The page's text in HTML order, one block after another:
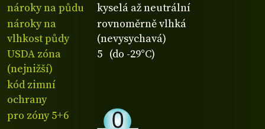
nároky na půdu
kyselá až neutrální
nároky na
vlhkost půdy
rovnoměrně vlhká
(nevysychavá)
USDA zóna
(nejnižší)
5 (do -29°C)
kód zimní
ochrany
pro zóny 5+6